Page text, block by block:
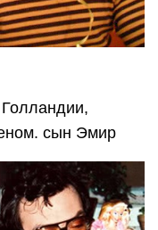
Голландии,
сын Эмир